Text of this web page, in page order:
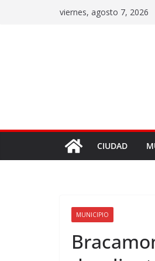
viernes, agosto 7, 2026
CIUDAD
MUNICIPIO